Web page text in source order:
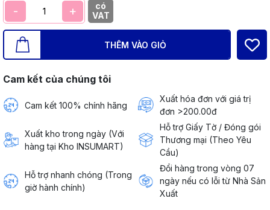
- +
có
VAT
THÊM VÀO GIỎ
Cam kết của chúng tôi
Cam kết 100% chính hãng
Xuất hóa đơn với giá trị
đơn >200.00đ
Xuất kho trong ngày (Với
hàng tại Kho INSUMART)
Hỗ trợ Giấy Tờ / Đóng gói
Thương mại (Theo Yêu
Cầu)
Hỗ trợ nhanh chóng (Trong
giờ hành chính)
Đổi hàng trong vòng 07
ngày nếu có lỗi từ Nhà Sản
Xuất